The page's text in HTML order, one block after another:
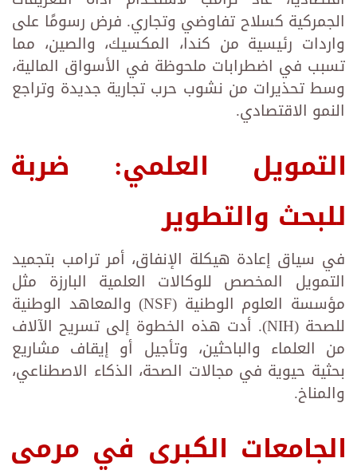
الجمركية كسلاح تفاوضي وتجاري. فرض رسومًا على
واردات رئيسية من كندا، المكسيك، والصين، مما
تسبب في اضطرابات ملحوظة في الأسواق المالية،
وسط تحذيرات من نشوب حرب تجارية جديدة وتراجع
النمو الاقتصادي.
التمويل العلمي: ضربة
للبحث والتطوير
في سياق إعادة هيكلة الإنفاق، أمر ترامب بتجميد
التمويل المخصص للوكالات العلمية البارزة مثل
مؤسسة العلوم الوطنية (NSF) والمعاهد الوطنية
للصحة (NIH). أدت هذه الخطوة إلى تسريح الآلاف
من العلماء والباحثين، وتأجيل أو إيقاف مشاريع
بحثية حيوية في مجالات الصحة، الذكاء الاصطناعي،
والمناخ.
الجامعات الكبرى في مرمى